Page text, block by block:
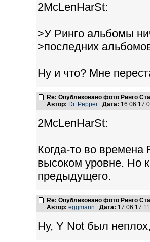
2McLenHarSt:
>У Ринго альбомы
>последних
Ну и что? Мне
Re: Опубликовано фото Ринго
Автор: Dr. Pepper Дата: 16.06.17
2McLenHarSt:
Когда-то во
высоком уровне. Но
предыдущего.
Re: Опубликовано фото Ринго
Автор: eggmann Дата: 17.06.17
Ну, Y Not был